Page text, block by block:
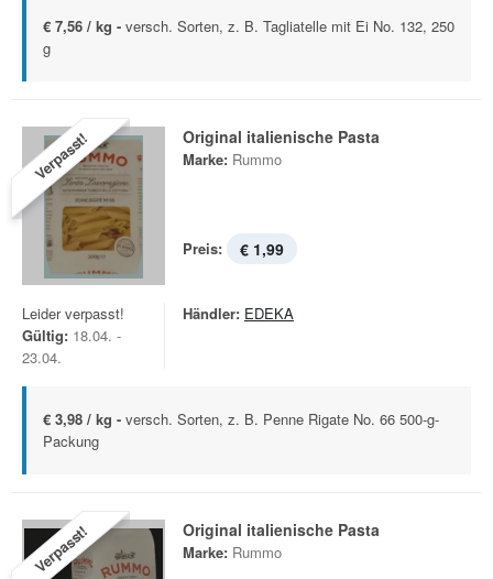
€ 7,56 / kg - versch. Sorten, z. B. Tagliatelle mit Ei No. 132, 250
g
Verpasst! Original italienische Pasta
Marke: Rummo
Preis: € 1,99
Leider verpasst!
Gültig: 18.04. -
23.04.
Händler: EDEKA
€ 3,98 / kg - versch. Sorten, z. B. Penne Rigate No. 66 500-g-
Packung
Verpasst! Original italienische Pasta
Marke: Rummo